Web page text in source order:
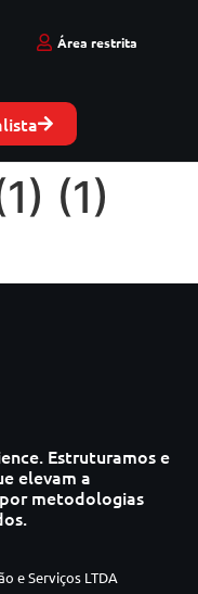
Área restrita
(1)
Estruturamos e
elevam a
metodologias
e Serviços LTDA